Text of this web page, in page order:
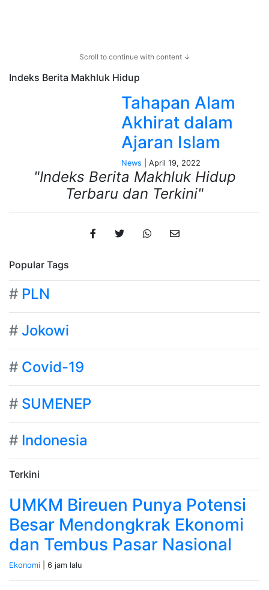
Scroll to continue with content ↓
Indeks Berita Makhluk Hidup
Tahapan Alam
Akhirat dalam
Ajaran Islam
News | April 19, 2022
"Indeks Berita Makhluk Hidup
Terbaru dan Terkini"
Popular Tags
# PLN
# Jokowi
# Covid-19
# SUMENEP
# Indonesia
Terkini
UMKM Bireuen Punya Potensi
Besar Mendongkrak Ekonomi
dan Tembus Pasar Nasional
Ekonomi | 6 jam lalu